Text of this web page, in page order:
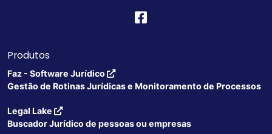
Produtos
Faz - Software Jurídico
Gestão de Rotinas Jurídicas e Monitoramento de Processos
Legal Lake
Buscador Jurídico de pessoas ou empresas